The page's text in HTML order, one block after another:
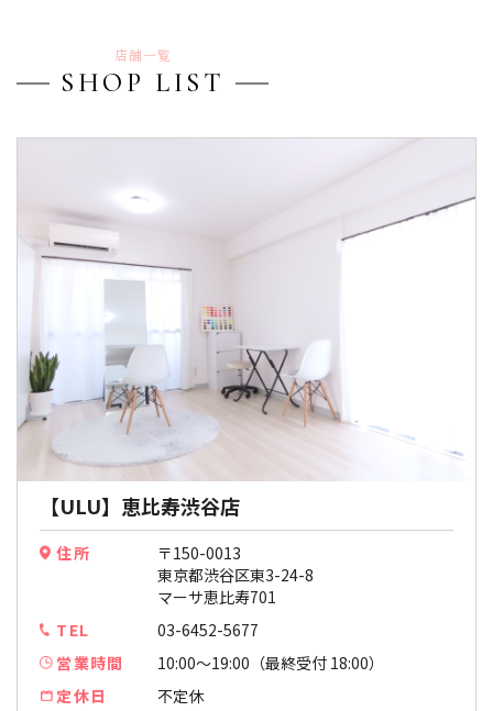
店舗一覧
SHOP LIST
【ULU】恵比寿渋谷店
住所
〒150-0013
東京都渋谷区東3-24-8
マーサ恵比寿701
TEL
03-6452-5677
営業時間
10:00〜19:00（最終受付 18:00）
定休日
不定休